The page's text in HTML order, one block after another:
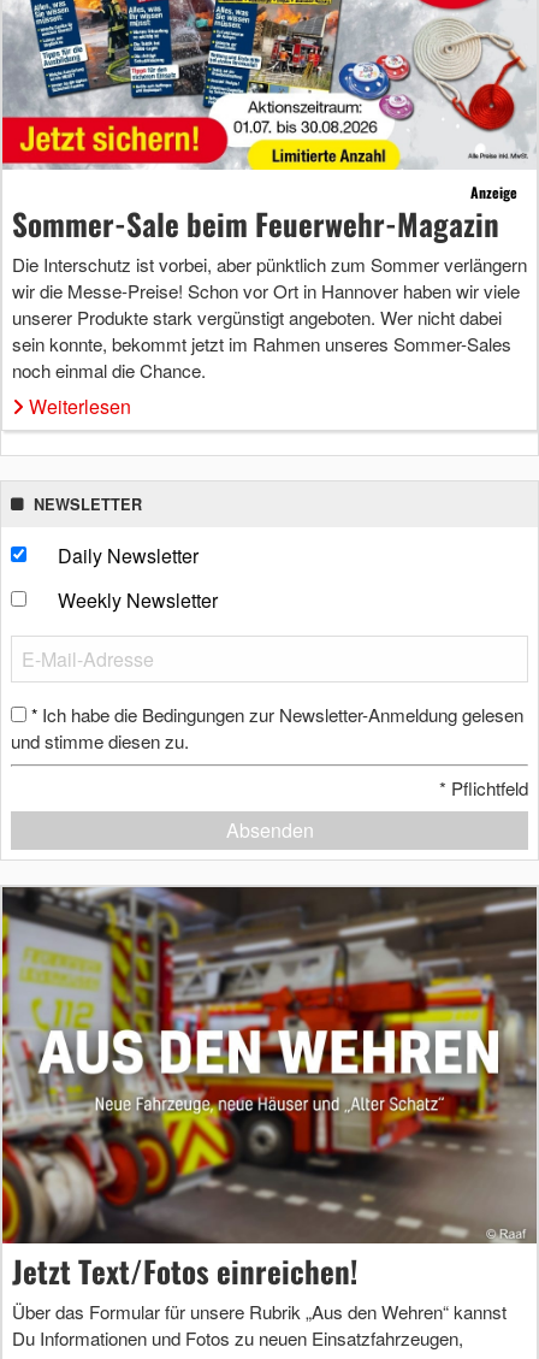
Anzeige
Sommer-Sale beim Feuerwehr-Magazin
Die Interschutz ist vorbei, aber pünktlich zum Sommer verlängern
wir die Messe-Preise! Schon vor Ort in Hannover haben wir viele
unserer Produkte stark vergünstigt angeboten. Wer nicht dabei
sein konnte, bekommt jetzt im Rahmen unseres Sommer-Sales
noch einmal die Chance.
Weiterlesen
NEWSLETTER
Daily Newsletter
Weekly Newsletter
* Ich habe die Bedingungen zur Newsletter-Anmeldung gelesen
und stimme diesen zu.
* Pflichtfeld
Absenden
Jetzt Text/Fotos einreichen!
Über das Formular für unsere Rubrik „Aus den Wehren“ kannst
Du Informationen und Fotos zu neuen Einsatzfahrzeugen,